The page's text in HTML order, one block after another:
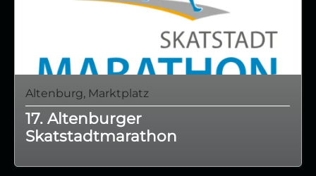
Altenburg, Marktplatz
17. Altenburger
Skatstadtmarathon